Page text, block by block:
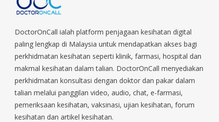
Orchard, Pasir Ris, Punggol, Potong Pasir, Paya Lebar,
Sengkang, Serangoon, Serangoon Rd, Seletar, Tampines, Toa
Payoh, Tanjong Pagar, Telok Blangah, Tanglin, Thomson, Tuas,
Tengah, Upper East Coast, Upper Bukit Timah, Upper Thomson,
Woodlands, West Coast, Yishun, Yio Chu Kang.
government hospital and clinic where the
hospital and unwilling to give me the
correct dosage for my infection. I was
charged few thousands going to private
clinic and was diagnosed wrongly.
DoctorOnCall customer service are
extremely good.. patient.. email replied
within hour.. unexpected fast response
DoctorOnCall ialah platform penjagaan kesihatan digital
paling lengkap di Malaysia untuk mendapatkan akses bagi
perkhidmatan kesihatan seperti klinik, farmasi, hospital dan
makmal kesihatan dalam talian. DoctorOnCall menyediakan
perkhidmatan konsultasi dengan doktor dan pakar dalam
talian melalui panggilan video, audio, chat, e-farmasi,
pemeriksaan kesihatan, vaksinasi, ujian kesihatan, forum
kesihatan dan artikel kesihatan.